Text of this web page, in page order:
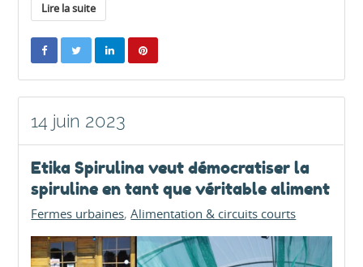
Lire la suite
14 juin 2023
Etika Spirulina veut démocratiser la
spiruline en tant que véritable aliment
Fermes urbaines Alimentation & circuits courts